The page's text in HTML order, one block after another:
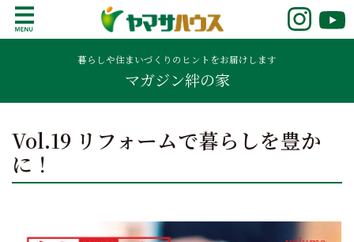
o
鹿児島で注文住宅ならヤマサハウス
新築の注文住宅や建売モデルハウスをお探し
の方はこちら。鹿児島県内で11年連続ナンバ
ーワンの実績を誇る、絆の家でおなじみの
ヤマサハウス。展示場情報や家づくりのこだ
暮らしや住まいづくりのヒントをお届けします
マガジン絆の家
Vol.19 リフォームで暮らしを豊か
に！